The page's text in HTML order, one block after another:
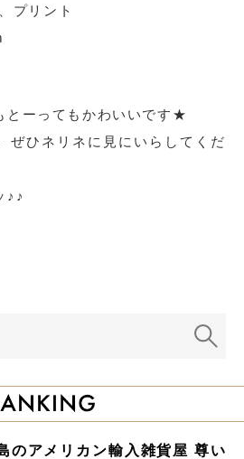
プリント
とーってもかわいいです★
ぜひネリネに見にいらしてくだ
♪♪
のアメリカン輸入雑貨屋 尊い